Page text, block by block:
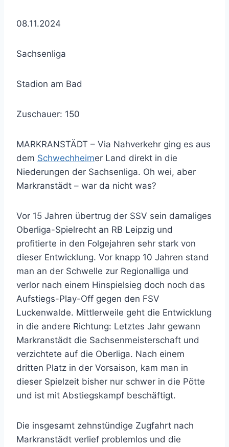
08.11.2024
Sachsenliga
Stadion am Bad
Zuschauer: 150
MARKRANSTÄDT – Via Nahverkehr ging es aus
dem Schwechheimer Land direkt in die
Niederungen der Sachsenliga. Oh wei, aber
Markranstädt – war da nicht was?
Vor 15 Jahren übertrug der SSV sein damaliges
Oberliga-Spielrecht an RB Leipzig und
profitierte in den Folgejahren sehr stark von
dieser Entwicklung. Vor knapp 10 Jahren stand
man an der Schwelle zur Regionalliga und
verlor nach einem Hinspielsieg doch noch das
Aufstiegs-Play-Off gegen den FSV
Luckenwalde. Mittlerweile geht die Entwicklung
in die andere Richtung: Letztes Jahr gewann
Markranstädt die Sachsenmeisterschaft und
verzichtete auf die Oberliga. Nach einem
dritten Platz in der Vorsaison, kam man in
dieser Spielzeit bisher nur schwer in die Pötte
und ist mit Abstiegskampf beschäftigt.
Die insgesamt zehnstündige Zugfahrt nach
Markranstädt verlief problemlos und die